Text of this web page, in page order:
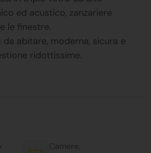
ed acustico, zanzariere
le finestre.
abitare, moderna, sicura e
ridottissime.
Camere: